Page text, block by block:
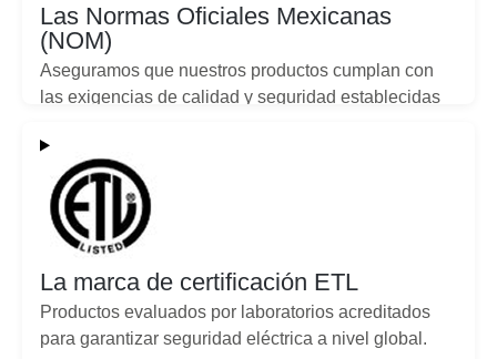
Las Normas Oficiales Mexicanas
(NOM)
Aseguramos que nuestros productos cumplan con
las exigencias de calidad y seguridad establecidas
La marca de certificación ETL
Productos evaluados por laboratorios acreditados
para garantizar seguridad eléctrica a nivel global.